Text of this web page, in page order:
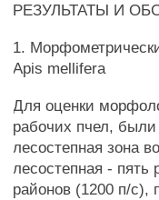
РЕЗУЛЬТАТЫ И
1.
Apis mellifera
Для оценки
рабочих пчел,
лесостепная зона
лесостепная -
районов (1200 п/с),